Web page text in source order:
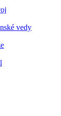
vedy